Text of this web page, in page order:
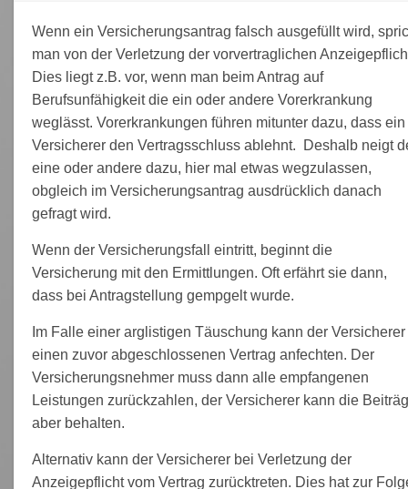
Wenn ein Versicherungsantrag falsch ausgefüllt wird,
man von der Verletzung der vorvertraglichen
Dies liegt z.B. vor, wenn man beim Antrag auf
Berufsunfähigkeit die ein oder andere Vorerkrankung
weglässt. Vorerkrankungen führen mitunter dazu, dass ein
Versicherer den Vertragsschluss ablehnt. Deshalb neigt
eine oder andere dazu, hier mal etwas wegzulassen,
obgleich im Versicherungsantrag ausdrücklich danach
gefragt wird.
Wenn der Versicherungsfall eintritt, beginnt die
Versicherung mit den Ermittlungen. Oft erfährt sie dann,
dass bei Antragstellung gempgelt wurde.
Im Falle einer arglistigen Täuschung kann der Versicherer
einen zuvor abgeschlossenen Vertrag anfechten. Der
Versicherungsnehmer muss dann alle empfangenen
Leistungen zurückzahlen, der Versicherer kann die
aber behalten.
Alternativ kann der Versicherer bei Verletzung der
Anzeigepflicht vom Vertrag zurücktreten. Dies hat zur